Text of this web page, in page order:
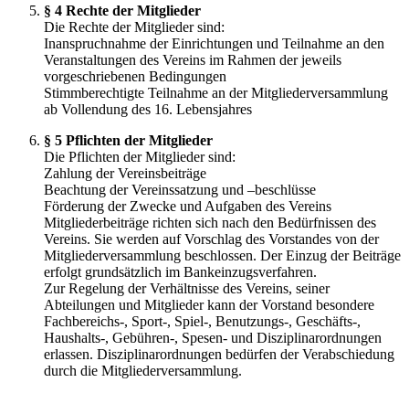
§ 4 Rechte der Mitglieder
Die Rechte der Mitglieder sind:
Inanspruchnahme der Einrichtungen und Teilnahme an den
Veranstaltungen des Vereins im Rahmen der jeweils
vorgeschriebenen Bedingungen
Stimmberechtigte Teilnahme an der Mitgliederversammlung
ab Vollendung des 16. Lebensjahres
§ 5 Pflichten der Mitglieder
Die Pflichten der Mitglieder sind:
Zahlung der Vereinsbeiträge
Beachtung der Vereinssatzung und –beschlüsse
Förderung der Zwecke und Aufgaben des Vereins
Mitgliederbeiträge richten sich nach den Bedürfnissen des
Vereins. Sie werden auf Vorschlag des Vorstandes von der
Mitgliederversammlung beschlossen. Der Einzug der Beiträge
erfolgt grundsätzlich im Bankeinzugsverfahren.
Zur Regelung der Verhältnisse des Vereins, seiner
Abteilungen und Mitglieder kann der Vorstand besondere
Fachbereichs-, Sport-, Spiel-, Benutzungs-, Geschäfts-,
Haushalts-, Gebühren-, Spesen- und Disziplinarordnungen
erlassen. Disziplinarordnungen bedürfen der Verabschiedung
durch die Mitgliederversammlung.